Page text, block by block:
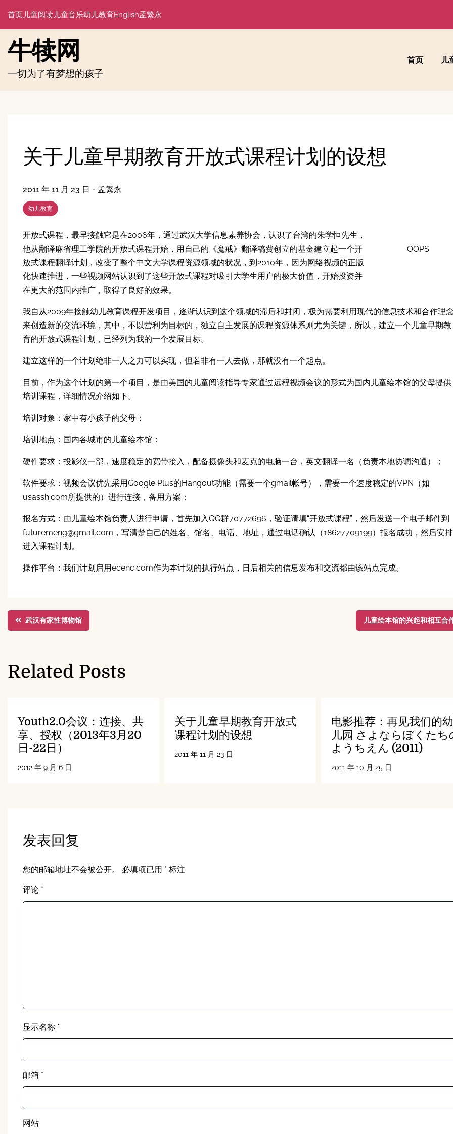
content
首页儿童阅读儿童音乐幼儿教育English孟繁永
牛犊网
一切为了有梦想的孩子
首页 儿
关于儿童早期教育开放式课程计划的设想
2011 年 11 月 23 日 - 孟繁永
幼儿教育
OOPS
开放式课程，最早接触它是在2006年，通过武汉大学信息素养协会，认识了台湾的朱学恒先生，
他从翻译麻省理工学院的开放式课程开始，用自己的《魔戒》翻译稿费创立的基金建立起一个开
放式课程翻译计划，改变了整个中文大学课程资源领域的状况，到2010年，因为网络视频的正版
化快速推进，一些视频网站认识到了这些开放式课程对吸引大学生用户的极大价值，开始投资并
在更大的范围内推广，取得了良好的效果。
我自从2009年接触幼儿教育课程开发项目，逐渐认识到这个领域的滞后和封闭，极为需要利用现代的信息技术和合作理
来创造新的交流环境，其中，不以营利为目标的，独立自主发展的课程资源体系则尤为关键，所以，建立一个儿童早期教
育的开放式课程计划，已经列为我的一个发展目标。
建立这样的一个计划绝非一人之力可以实现，但若非有一人去做，那就没有一个起点。
目前，作为这个计划的第一个项目，是由美国的儿童阅读指导专家通过远程视频会议的形式为国内儿童绘本馆的父母提供
培训课程，详细情况介绍如下。
培训对象：家中有小孩子的父母；
培训地点：国内各城市的儿童绘本馆：
硬件要求：投影仪一部，速度稳定的宽带接入，配备摄像头和麦克的电脑一台，英文翻译一名（负责本地协调沟通）；
软件要求：视频会议优先采用Google Plus的Hangout功能（需要一个gmail帐号），需要一个速度稳定的VPN（如
usassh.com所提供的）进行连接，备用方案；
报名方式：由儿童绘本馆负责人进行申请，首先加入QQ群70772696，验证请填“开放式课程”，然后发送一个电子邮件到
futuremeng@gmail.com，写清楚自己的姓名、馆名、电话、地址，通过电话确认（18627709199）报名成功，然后安排
进入课程计划。
操作平台：我们计划启用ecenc.com作为本计划的执行站点，日后相关的信息发布和交流都由该站点完成。
文
导
航
武汉有家性博物馆 儿童绘本馆的兴起和相互合
Related Posts
Youth2.0会议：连接、共
享、授权（2013年3月20
日-22日）
2012 年 9 月 6 日
关于儿童早期教育开放式
课程计划的设想
2011 年 11 月 23 日
电影推荐：再见我们的幼
儿园 さよならぼくたち
ようちえん (2011)
2011 年 10 月 25 日
发表回复
您的邮箱地址不会被公开。 必填项已用 * 标注
评论 *
显示名称 *
邮箱 *
网站